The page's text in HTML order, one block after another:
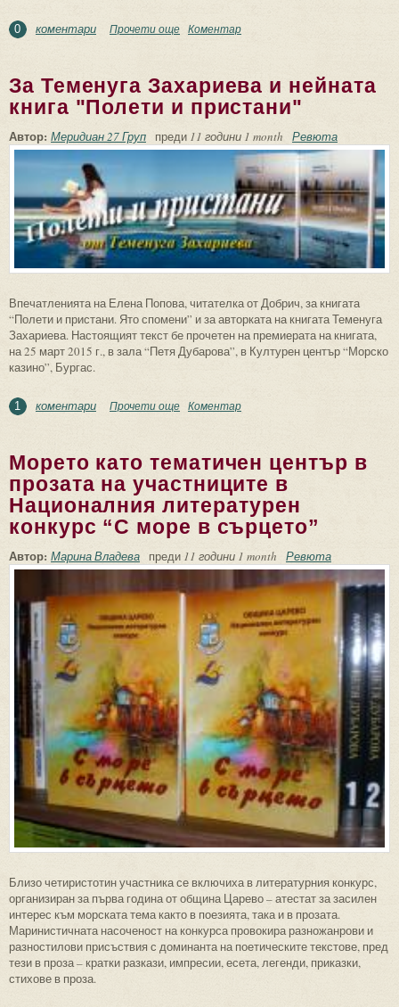
0 коментари Прочети още about За поезията на Ангел Лазов
Коментар
За Теменуга Захариева и нейната
книга "Полети и пристани"
Автор: Меридиан 27 Груп преди 11 години 1 month Ревюта
Впечатленията на Елена Попова, читателка от Добрич, за книгата
“Полети и пристани. Ято спомени” и за авторката на книгата Теменуга
Захариева. Настоящият текст бе прочетен на премиерата на книгата,
на 25 март 2015 г., в зала “Петя Дубарова”, в Културен център “Морско
казино”, Бургас.
1 коментари Прочети още about За Теменуга Захариева и нейната
Коментар
Морето като тематичен център в
прозата на участниците в
Националния литературен
конкурс “С море в сърцето”
Автор: Марина Владева преди 11 години 1 month Ревюта
Близо четиристотин участника се включиха в литературния конкурс,
организиран за първа година от община Царево – атестат за засилен
интерес към морската тема както в поезията, така и в прозата.
Маринистичната насоченост на конкурса провокира разножанрови и
разностилови присъствия с доминанта на поетическите текстове, пред
тези в проза – кратки разкази, импресии, есета, легенди, приказки,
стихове в проза.